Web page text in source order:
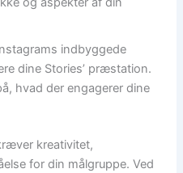
indbyggede
dine Stories’ præstation.
hvad der engagerer dine
kreativitet,
for din målgruppe. Ved